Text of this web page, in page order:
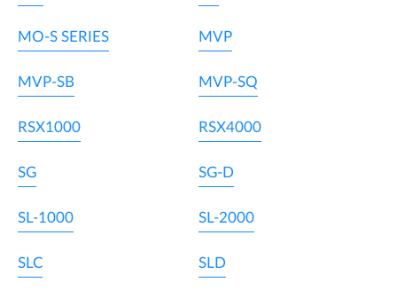
MO-S SERIES MVP
MVP-SB MVP-SQ
RSX1000 RSX4000
SG SG-D
SL-1000 SL-2000
SLC SLD